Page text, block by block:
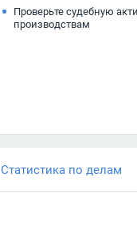
Проверьте судебную
производствам
Статистика по делам